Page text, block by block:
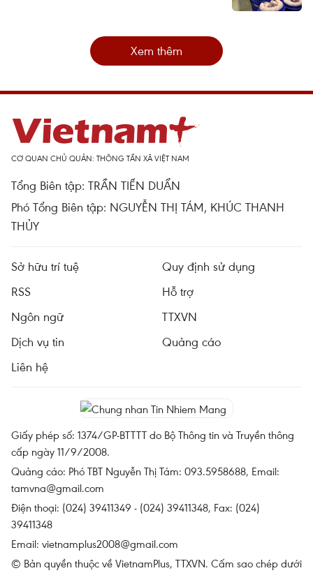
Xem thêm
CƠ QUAN CHỦ QUẢN: THÔNG TẤN XÃ VIỆT NAM
Tổng Biên tập: TRẦN TIẾN DUẨN
Phó Tổng Biên tập: NGUYỄN THỊ TÁM, KHÚC THANH
THỦY
Sở hữu trí tuệ
Quy định sử dụng
RSS
Hỗ trợ
Ngôn ngữ
TTXVN
Dịch vụ tin
Quảng cáo
Liên hệ
Giấy phép số: 1374/GP-BTTTT do Bộ Thông tin và Truyền thông
cấp ngày 11/9/2008.
Quảng cáo: Phó TBT Nguyễn Thị Tám: 093.5958688, Email:
tamvna@gmail.com
Điện thoại: (024) 39411349 - (024) 39411348, Fax: (024)
39411348
Email: vietnamplus2008@gmail.com
© Bản quyền thuộc về VietnamPlus, TTXVN. Cấm sao chép dưới